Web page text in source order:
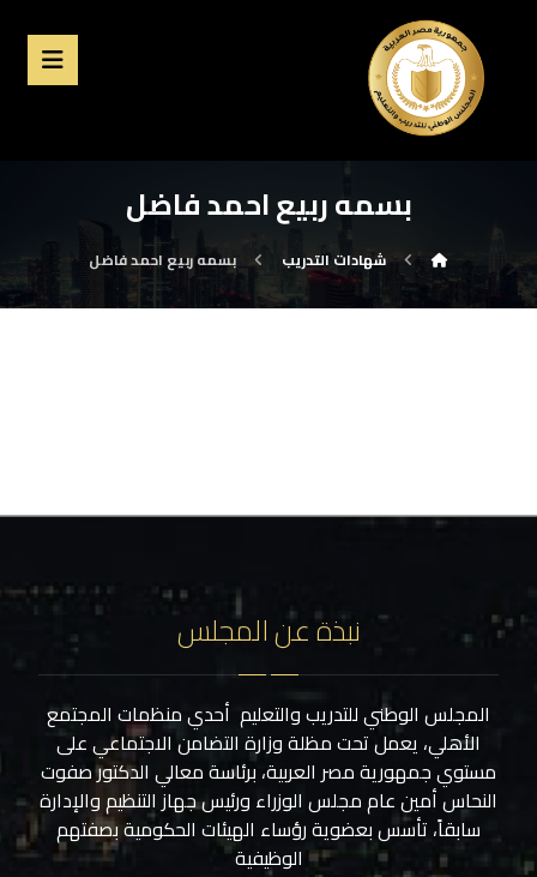
بسمه ربيع احمد فاضل
شهادات التدريب بسمه ربيع احمد فاضل
نبذة عن المجلس
المجلس الوطني للتدريب والتعليم أحدي منظمات المجتمع
الأهلي، يعمل تحت مظلة وزارة التضامن الاجتماعي على
مستوي جمهورية مصر العربية، برئاسة معالي الدكتور صفوت
النحاس أمين عام مجلس الوزراء ورئيس جهاز التنظيم والإدارة
سابقاً، تأسس بعضوية رؤساء الهيئات الحكومية بصفتهم
الوظيفية